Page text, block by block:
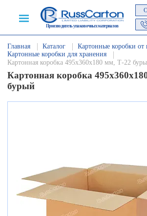
Производитель упаковочных материалов
Главная Каталог
Картонные коробки от
Картонные коробки для хранения
Картонная коробка 495х360х180 мм, Т-22
Картонная коробка
бурый